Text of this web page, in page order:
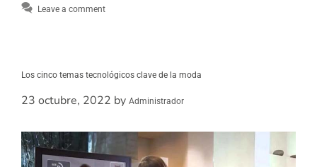
Leave a comment
Los cinco temas tecnológicos clave de la moda
23 octubre, 2022 by Administrador